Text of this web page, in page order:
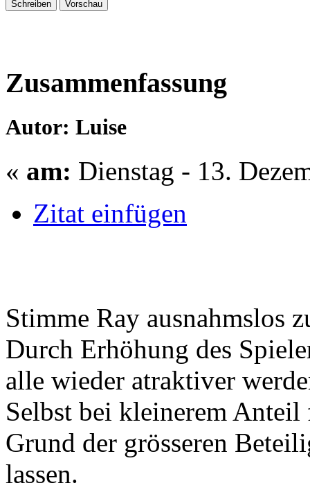
Zusammenfassung
Autor: Luise
« am: Dienstag - 13.
Zitat einfügen
Stimme Ray ausnahmslos
Durch Erhöhung des
alle wieder atraktiver
Selbst bei kleinerem
Grund der grösseren
lassen.